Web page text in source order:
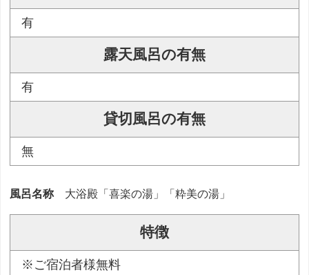
有
露天風呂の有無
有
貸切風呂の有無
無
風呂名称 大浴殿「喜楽の湯」「粋美の湯」
特徴
※ご宿泊者様無料